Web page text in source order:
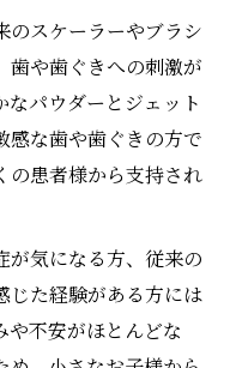
クリーニング基準
フローのメリット
リーニング法
科の健康維持アプ
のスケーラーやブラシ
歯や歯ぐきへの刺激が
パウダーとジェット
感な歯や歯ぐきの方で
の患者様から支持され
が気になる方、従来の
じた経験がある方には
不安がほとんどな